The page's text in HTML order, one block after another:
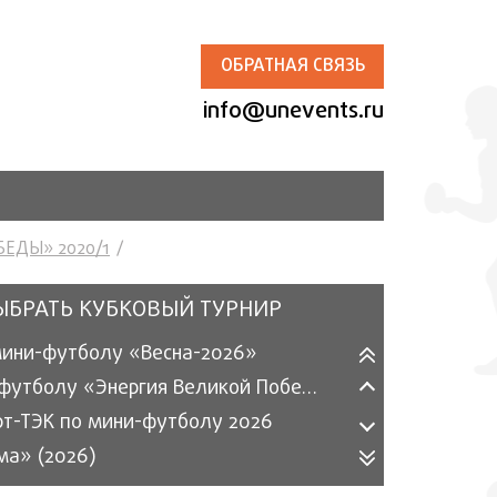
ОБРАТНАЯ СВЯЗЬ
info@unevents.ru
2020/1
КУБКОВЫЙ ТУРНИР
футболу «Весна-2026»
Турнир по футболу «Энергия Великой Победы» 2026
ТЭК по мини-футболу 2026
(2026)